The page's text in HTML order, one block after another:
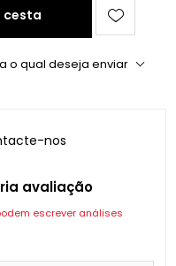
cesta
o qual deseja enviar
nos
avaliação
escrever análises